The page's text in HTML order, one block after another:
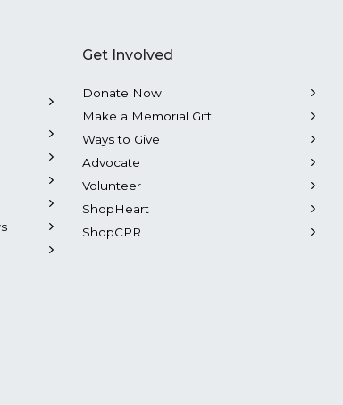
Get Involved
Donate Now
Make a Memorial Gift
Ways to Give
Advocate
Volunteer
ShopHeart
ShopCPR